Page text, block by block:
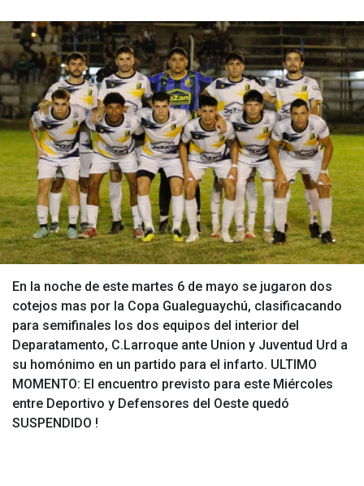
En la noche de este martes 6 de mayo se jugaron dos
cotejos mas por la Copa Gualeguaychú, clasificacando
para semifinales los dos equipos del interior del
Deparatamento, C.Larroque ante Union y Juventud Urd a
su homónimo en un partido para el infarto. ULTIMO
MOMENTO: El encuentro previsto para este Miércoles
entre Deportivo y Defensores del Oeste quedó
SUSPENDIDO !